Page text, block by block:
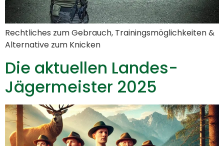
Rechtliches zum Gebrauch, Trainingsmöglichkeiten &
Alternative zum Knicken
Die aktuellen Landes-
Jägermeister 2025